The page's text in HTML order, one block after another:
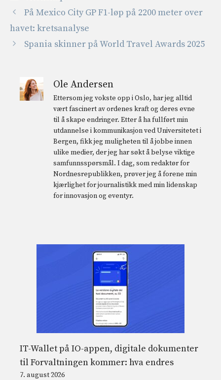
På Mexico City GP F1-løp på 2200 meter over
havet: kretsanalyse
Spania skinner på World Travel Awards 2025
Ole Andersen
Ettersom jeg vokste opp i Oslo, har jeg alltid
vært fascinert av ordenes kraft og deres evne
til å skape endringer. Etter å ha fullført min
utdannelse i kommunikasjon ved Universitetet i
Bergen, fikk jeg muligheten til å jobbe innen
ulike medier, der jeg har søkt å belyse viktige
samfunnsspørsmål. I dag, som redaktør for
Nordnesrepublikken, prøver jeg å forene min
kjærlighet for journalistikk med min lidenskap
for innovasjon og eventyr.
IT-Wallet på IO-appen, digitale dokumenter
til Forvaltningen kommer: hva endres
7. august 2026